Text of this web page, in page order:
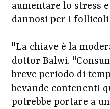
aumentare lo stress
dannosi per i
"La chiave è la
dottor Balwi.
breve periodo di
bevande contenenti
potrebbe portare a